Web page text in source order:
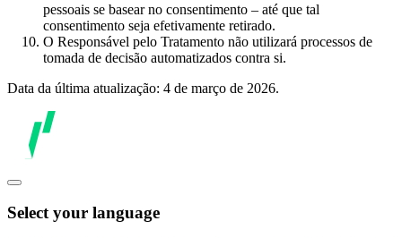
pessoais se basear no consentimento – até que tal
consentimento seja efetivamente retirado.
O Responsável pelo Tratamento não utilizará processos de
tomada de decisão automatizados contra si.
Data da última atualização: 4 de março de 2026.
Select your language